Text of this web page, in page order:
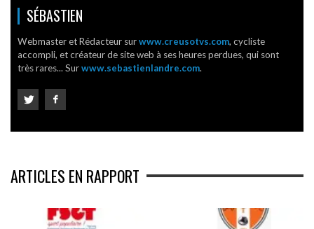
SÉBASTIEN
Webmaster et Rédacteur surwww.creusotvs.com, cycliste
accompli, et créateur de site web à ses heures perdues, qui sont
très rares... Surwww.sebastienlandre.com.
ARTICLES EN RAPPORT